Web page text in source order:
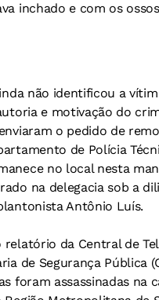
inchado e com os
não identificou a
e motivação do
enviaram o pedido de
de Polícia
no local nesta
na delegacia sob a
Antônio Luís.
relatório da Central de
de Segurança Pública
foram assassinadas na